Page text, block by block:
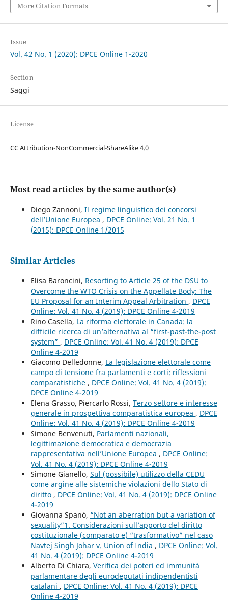
More Citation Formats
Issue
Vol. 42 No. 1 (2020): DPCE Online 1-2020
Section
Saggi
License
CC Attribution-NonCommercial-ShareAlike 4.0
Most read articles by the same author(s)
Diego Zannoni, Il regime linguistico dei concorsi
dell’Unione Europea , DPCE Online: Vol. 21 No. 1
(2015): DPCE Online 1/2015
Similar Articles
Elisa Baroncini, Resorting to Article 25 of the DSU to
Overcome the WTO Crisis on the Appellate Body: The
EU Proposal for an Interim Appeal Arbitration , DPCE
Online: Vol. 41 No. 4 (2019): DPCE Online 4-2019
Rino Casella, La riforma elettorale in Canada: la
difficile ricerca di un’alternativa al “first-past-the-post
system” , DPCE Online: Vol. 41 No. 4 (2019): DPCE
Online 4-2019
Giacomo Delledonne, La legislazione elettorale come
campo di tensione fra parlamenti e corti: riflessioni
comparatistiche , DPCE Online: Vol. 41 No. 4 (2019):
DPCE Online 4-2019
Elena Grasso, Piercarlo Rossi, Terzo settore e interesse
generale in prospettiva comparatistica europea , DPCE
Online: Vol. 41 No. 4 (2019): DPCE Online 4-2019
Simone Benvenuti, Parlamenti nazionali,
legittimazione democratica e democrazia
rappresentativa nell’Unione Europea , DPCE Online:
Vol. 41 No. 4 (2019): DPCE Online 4-2019
Simone Gianello, Sul (possibile) utilizzo della CEDU
come argine alle sistemiche violazioni dello Stato di
diritto , DPCE Online: Vol. 41 No. 4 (2019): DPCE Online
4-2019
Giovanna Spanò, “Not an aberration but a variation of
sexuality”1. Considerazioni sull’apporto del diritto
costituzionale (comparato e) “trasformativo” nel caso
Navtej Singh Johar v. Union of India , DPCE Online: Vol.
41 No. 4 (2019): DPCE Online 4-2019
Alberto Di Chiara, Verifica dei poteri ed immunità
parlamentare degli eurodeputati indipendentisti
catalani , DPCE Online: Vol. 41 No. 4 (2019): DPCE
Online 4-2019